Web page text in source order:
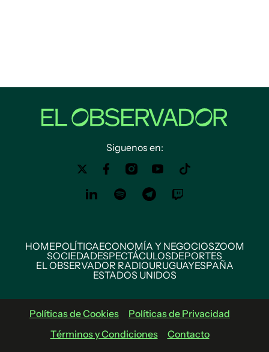
Siguenos en:
HOMEPOLÍTICAECONOMÍA Y NEGOCIOSZOOM
SOCIEDADESPECTÁCULOSDEPORTES
EL OBSERVADOR RADIOURUGUAYESPAÑA
ESTADOS UNIDOS
Políticas de Cookies
Políticas de Privacidad
Términos y Condiciones
Contacto